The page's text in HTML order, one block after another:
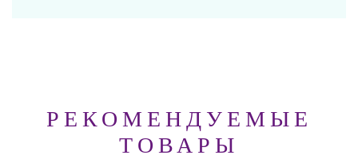
РЕКОМЕНДУЕМЫЕ
ТОВАРЫ